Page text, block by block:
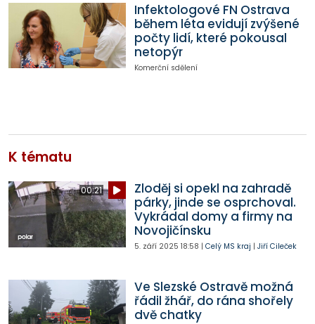
Infektologové FN Ostrava
během léta evidují zvýšené
počty lidí, které pokousal
netopýr
Komerční sdělení
K tématu
00:21
Zloděj si opekl na zahradě
párky, jinde se osprchoval.
Vykrádal domy a firmy na
Novojičínsku
5. září 2025 18:58 | Celý MS kraj | Jiří Cileček
Ve Slezské Ostravě možná
řádil žhář, do rána shořely
dvě chatky